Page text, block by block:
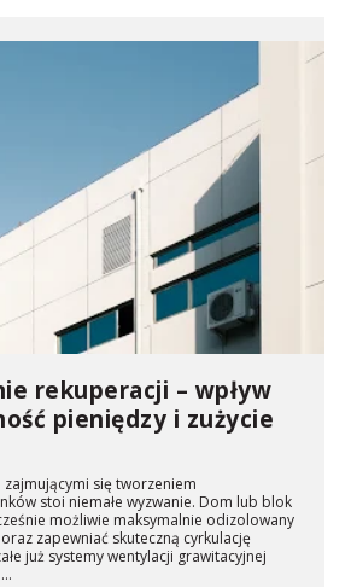
rekuperacji – wpływ
pieniędzy i zużycie
się tworzeniem
stoi niemałe wyzwanie. Dom lub blok
możliwie maksymalnie odizolowany
zapewniać skuteczną cyrkulację
już systemy wentylacji grawitacyjnej